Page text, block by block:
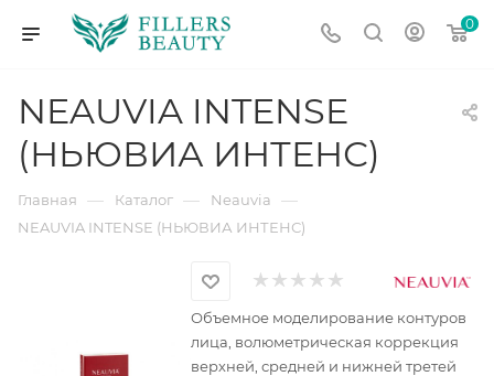
0
NEAUVIA INTENSE
(НЬЮВИА ИНТЕНС)
Главная — Каталог — Neauvia —
NEAUVIA INTENSE (НЬЮВИА ИНТЕНС)
Объемное моделирование контуров
лица, волюметрическая коррекция
верхней, средней и нижней третей